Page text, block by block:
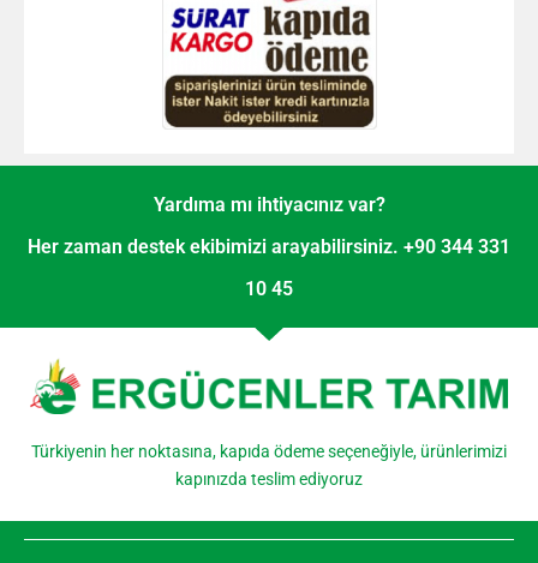
Yardıma mı ihtiyacınız var?
Her zaman destek ekibimizi arayabilirsiniz. +90 344 331
10 45
Türkiyenin her noktasına, kapıda ödeme seçeneğiyle, ürünlerimizi
kapınızda teslim ediyoruz